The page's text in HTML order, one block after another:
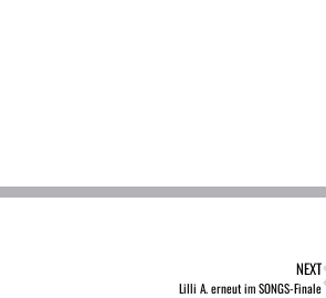
NEXT
Lilli A. erneut im SONGS-Finale